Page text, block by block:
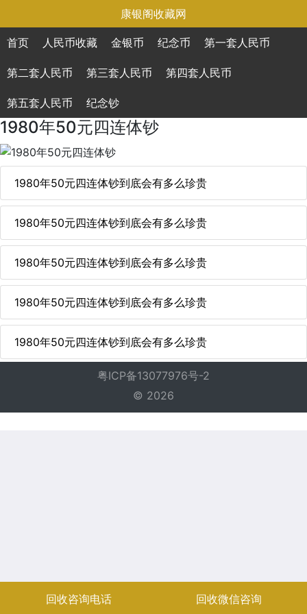
康银阁收藏网
首页 人民币收藏 金银币 纪念币 第一套人民币
第二套人民币 第三套人民币 第四套人民币
第五套人民币 纪念钞
1980年50元四连体钞
1980年50元四连体钞到底会有多么珍贵
1980年50元四连体钞到底会有多么珍贵
1980年50元四连体钞到底会有多么珍贵
1980年50元四连体钞到底会有多么珍贵
1980年50元四连体钞到底会有多么珍贵
粤ICP备13077976号-2
© 2026
回收咨询电话 回收微信咨询